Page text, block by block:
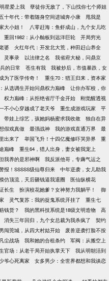
星爱上我
孽徒你无敌了，下山找你七个师姐
十年代：带着随身空间进城奔小康
甩我是
大小姐！
八零赶海：鱼虾成山，九个女儿吃
重回1982：从小舢板到远洋巨轮
开局穷光
婆
火红年代：开发北大荒，种田赶山养全
灵事录 以法律之名
我省府大秘，问鼎京
的日常 苍生有我
我被炒后，市值暴跌，女
为了医学传奇！
重生70：猎王归来，资本家
从选调生开始问鼎权力巅峰
让你办军校，你
权力巅峰：从拒绝省厅千金开始
刚觉醒透视
不小心穿越成了老天爷 重生成游戏玩家
平
带娃上综艺，孩她妈杨蜜求我收敛
独自在异
假戏真做 最强战神 我的游戏直通万界
最
出来了 举国飞升！十四亿魔修吓哭异界
重
巅峰
重生64，猎人出身，妻女被我宠上
我养的是邪神啊
我反派他哥，专薅气运之
报！SSSSS级仙尊归来
中年逆袭，女儿助我
仿顶流，天后砸钱逼我退圈
医仙纵横花
长生 扮演校花她爹？女神努力我躺平！
御
灵气复苏：我的捉鬼系统开挂了
重生七
钱货？ 我的黑科技系统是18级文明造物
高
消失三年回归，九个女总裁为我杀疯了
契约
闯莞城，从四大村姑开始
废兽逆袭打脸不按
凡尘战场 我和她的合租条约
军阀：从搬空上
官场：从老干局开始执掌天下
我从明朝活到
爷心死离家
女多男少：全世界都想和我谈恋